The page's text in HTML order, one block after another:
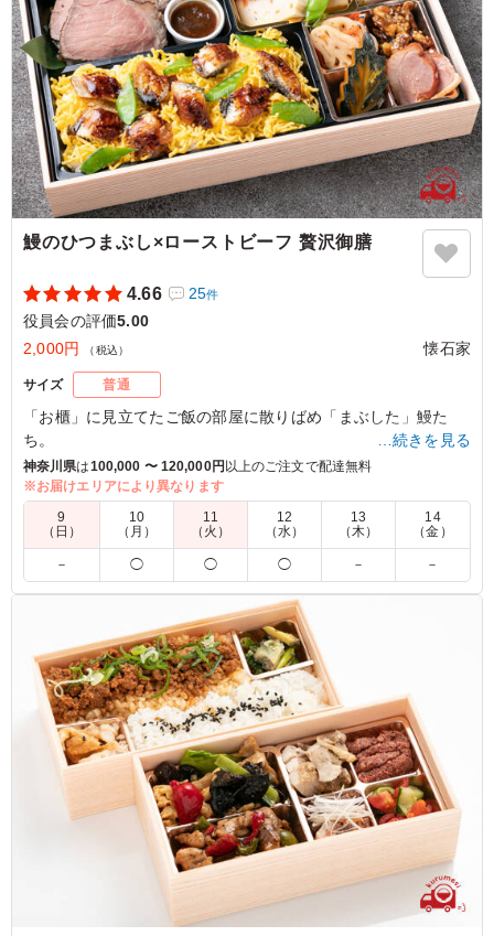
鰻のひつまぶし×ローストビーフ 贅沢御膳
4.66 25件
役員会の評価5.00
2,000円
（税込） 懐石家
サイズ 普通
「お櫃」に見立てたご飯の部屋に散りばめ「まぶした」鰻た
ち。
それだけで贅沢なのに、ローストビーフを合わせてみました。
おすすめです。
5.0 青葉自治会
まず、メインのローストビーフは厚めで、柔らかく、ソー
スも別に小分けされた容器に入っており、美味しくいただ
きました。 ごはんも程よいたけ具合で、ウナギと錦糸
卵、絹さやが彩りよく盛り付けられており、見た目も楽し
めました。他のおかずもどれも手抜きがなく、美味しかっ
たです。 ご馳走さまでした。
ご利用シーン：会議・セミナー ›役員会
埼玉県さいたま市見沼区南中丸2025/04/14
…続きを見る
神奈川県は100,000 〜 120,000円以上のご注文で配達無料
※お届けエリアにより異なります
9
（日）
10
（月）
11
（火）
12
（水）
13
（木）
14
（金）
－ ◯ ◯ ◯ － －